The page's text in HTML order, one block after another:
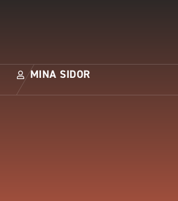
MINA SIDOR